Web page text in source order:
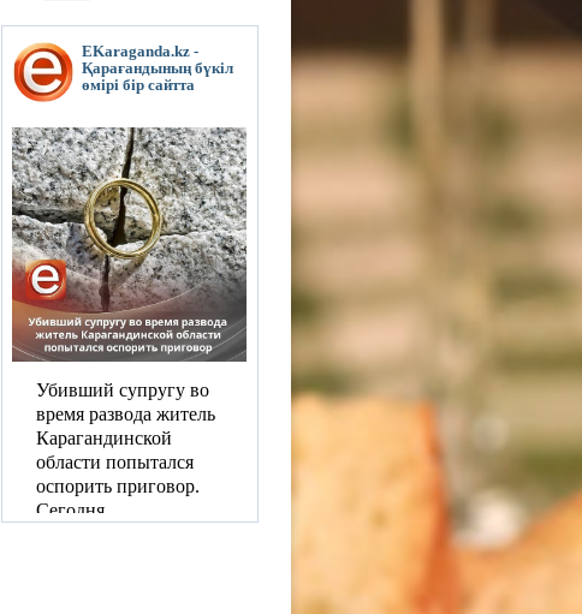
EKaraganda.kz -
Қарағандының бүкіл
өмірі бір сайтта